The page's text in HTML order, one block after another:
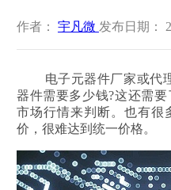
作者： 宇凡微 发布日期：
电子元器件厂家或代理
器件需要多少钱?这还需
市场行情来判断。也有很
价，很难达到统一价格。